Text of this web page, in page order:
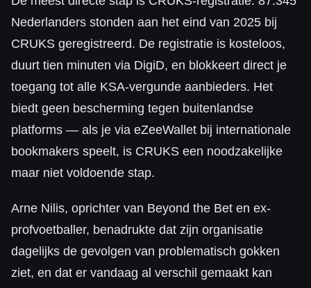
Nederlanders stonden aan het eind van 2025 bij
CRUKS geregistreerd. De registratie is kosteloos,
duurt tien minuten via DigiD, en blokkeert direct je
toegang tot alle KSA-vergunde aanbieders. Het
biedt geen bescherming tegen buitenlandse
platforms — als je via eZeeWallet bij internationale
bookmakers speelt, is CRUKS een noodzakelijke
maar niet voldoende stap.
Arne Nilis, oprichter van Beyond the Bet en ex-
profvoetballer, benadrukte dat zijn organisatie
dagelijks de gevolgen van problematisch gokken
ziet, en dat er vandaag al verschil gemaakt kan